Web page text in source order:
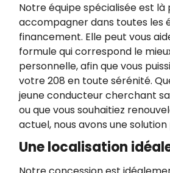
Notre équipe spécialisée est là
accompagner dans toutes les
financement. Elle peut vous
formule qui correspond le
personnelle, afin que vous
votre 208 en toute sérénité.
jeune conducteur cherchant
ou que vous souhaitiez
actuel, nous avons une solution
Une localisation